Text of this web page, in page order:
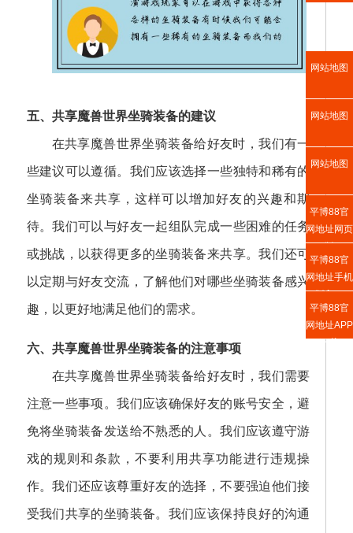
五、共享魔兽世界坐骑装备的建议
在共享魔兽世界坐骑装备给好友时，我们有一
些建议可以遵循。我们应该选择一些独特和稀有的
坐骑装备来共享，这样可以增加好友的兴趣和期
待。我们可以与好友一起组队完成一些困难的任务
或挑战，以获得更多的坐骑装备来共享。我们还可
以定期与好友交流，了解他们对哪些坐骑装备感兴
趣，以更好地满足他们的需求。
六、共享魔兽世界坐骑装备的注意事项
在共享魔兽世界坐骑装备给好友时，我们需要
注意一些事项。我们应该确保好友的账号安全，避
免将坐骑装备发送给不熟悉的人。我们应该遵守游
戏的规则和条款，不要利用共享功能进行违规操
作。我们还应该尊重好友的选择，不要强迫他们接
受我们共享的坐骑装备。我们应该保持良好的沟通
网站地图
网站地图
网站地图
平博88官
网地址网页
版
平博88官
网地址手机
版入口
平博88官
网地址APP
下载